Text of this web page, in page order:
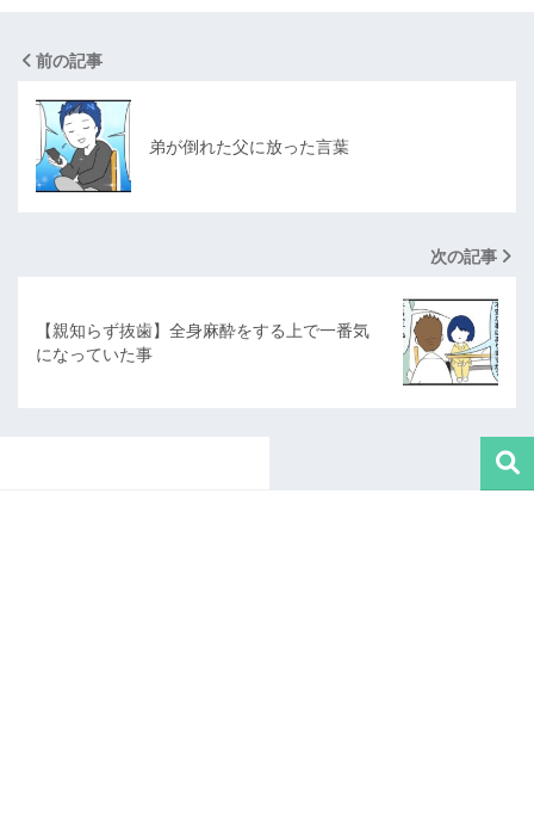
前の記事
弟が倒れた父に放った言葉
次の記事
【親知らず抜歯】全身麻酔をする上で一番気
になっていた事